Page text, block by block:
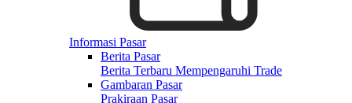
Informasi Pasar
Berita Pasar
Berita Terbaru Mempengaruhi Trade
Gambaran Pasar
Prakiraan Pasar